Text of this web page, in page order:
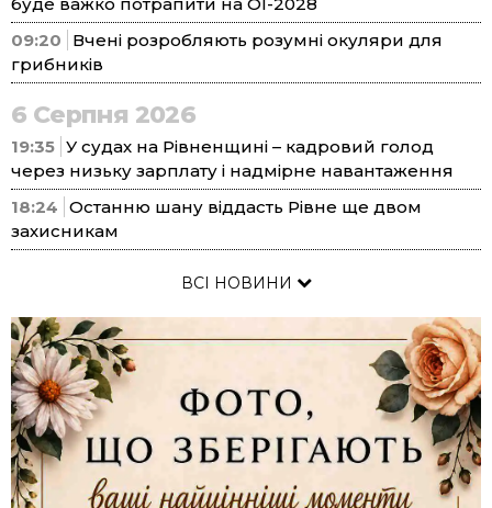
09:20
Вчені розробляють розумні окуляри для
грибників
6 Серпня 2026
19:35 У судах на Рівненщині – кадровий голод
через низьку зарплату і надмірне навантаження
18:24 Останню шану віддасть Рівне ще двом
захисникам
ВСІ НОВИНИ